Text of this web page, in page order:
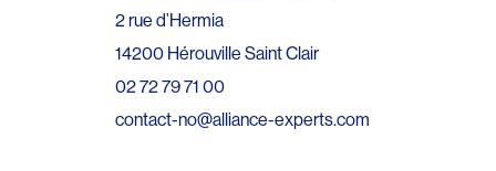
2 rue d’Hermia
14200 Hérouville Saint Clair
02 72 79 71 00
contact-no@alliance-experts.com